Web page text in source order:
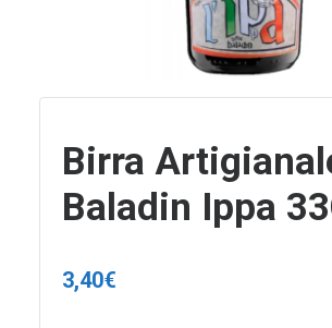
Birra
Baladin Ippa
3,40€